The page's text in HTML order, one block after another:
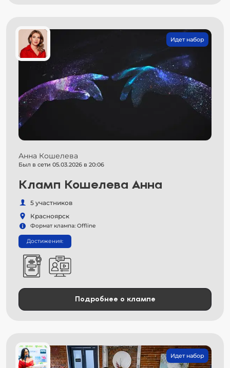
Идет набор
Анна Кошелева
Был в сети 05.03.2026 в 20:06
Кламп Кошелева Анна
5 участников
Красноярск
Формат клампа: Offline
Достижения:
Подробнее о клампе
Идет набор